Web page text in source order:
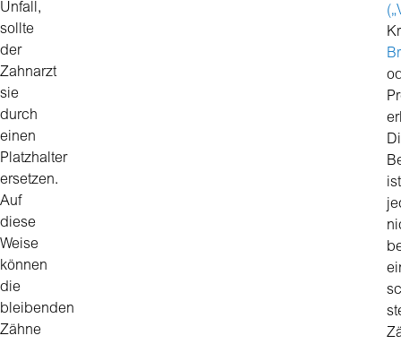
Unfall,
sollte
der
Zahnarzt
sie
durch
einen
Platzhalter
ersetzen.
Auf
diese
Weise
können
die
bleibenden
Zähne
ist